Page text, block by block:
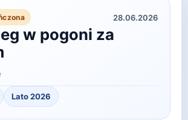
28.06.2026
w pogoni za
Lato 2026